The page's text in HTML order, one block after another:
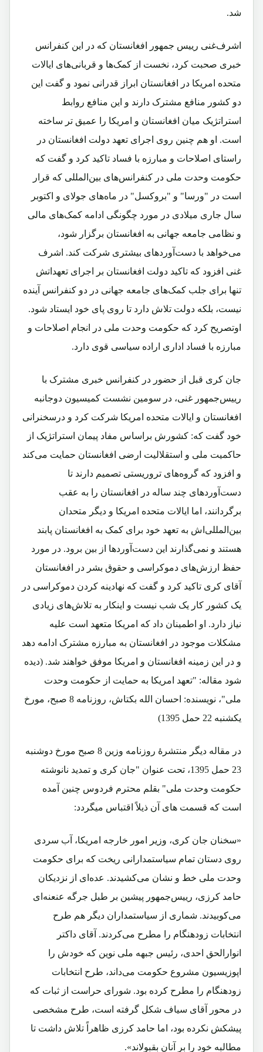
شد.
اشرف‌غنی رییس جمهور افغانستان که در این کنفرانس
خبری صحبت کرد، نخست از کمک‌ها و قربانی‌های ایالات
متحده امریکا در افغانستان ابراز قدرانی نمود و گفت این
دو کشور منافع مشترک دارند و این منافع روابط
استراتژیک میان افغانستان و امریکا را عمیق‌ تر ساخته
است. او هم‌ چنین روی اجرای تعهد دولت افغانستان در
راستای اصلاحات و مبارزه با فساد تاکید کرد و گفت که
حکومت وحدت ملی در کنفرانس‌های بین‌المللی که قرار
است در "ورسا" و "بروکسل" در ماه‌های جولای و اکتوبر
سال جاری میلادی در مورد چگونگی ادامه کمک‌های مالی
و نظامی جامعه جهانی به افغانستان برگزار شود،
می‌خواهد با دست‌آوردهای بیشتری شرکت کند. اشرف
غنی افزود که تاکید دولت افغانستان بر اجرای تعهداتش
تنها برای جلب کمک‌های جامعه جهانی در دو کنفرانس آینده
نیست، بلکه دولت تلاش دارد تا روی پای خود ایستاد شود.
اوتصریح کرد که حکومت وحدت ملی در انجام اصلاحات و
مبارزه با فساد اداری اراده سیاسی قوی دارد.
جان کری قبل از حضور در کنفرانس خبری مشترک با
رییس‌جمهور غنی، در سومین نشست کمیسیون دوجانبه
افغانستان و ایالات متحده امریکا شرکت کرد و درسخنرانی
خود گفت که: کشورش براساس مفاد پیمان استراتژیک از
حاکمیت ملی و استقلالیت ارضی افغانستان حمایت می‌کند
و افزود که گروه‌های تروریستی تصمیم دارند تا
دست‌آوردهای چند ساله در افغانستان را به عقب‌
برگردانند، اما ایالات متحده امریکا و دیگر متحدان
بین‌المللی‌اش به تعهد خود برای کمک به افغانستان پابند
هستند و نمی‌گذارند این دست‌آوردها از بین برود. در مورد
حفظ ارزش‌های دموکراسی و حقوق بشر در افغانستان
آقای کری تاکید کرد و گفت که نهادینه کردن دموکراسی در
یک کشور کار یک‌ شب نیست و اینکار به تلاش‌های زیادی
نیاز دارد. او اطمینان داد که امریکا متعهد است علیه
مشکلات موجود در افغانستان به مبارزه مشترک ادامه دهد
و در این زمینه افغانستان و امریکا موفق خواهند شد. (دیده
شود مقاله: "تعهد امریکا به حمایت از حکومت وحدت
ملی"، نویسنده: احسان الله بکتاش، روزنامه 8 صبح، مورخ
یکشنبه 22 حمل 1395)
در مقاله دیگر منتشرۀ روزنامه وزین 8 صبح مورخ دوشنبه
23 حمل 1395، تحت عنوان "جان کری و تمدید نانوشته
حکومت وحدت ملی" بقلم محترم فردوس چنین آمده
است که قسمت های آن ذیلاً اقتباس میگردد:
«سخنان جان کری، وزیر امور خارجه امریکا، آب سردی
روی دستان تمام سیاستمدارانی ریخت که برای حکومت
وحدت ملی خط و نشان می‌کشیدند. عده‌ای از نزدیکان
حامد کرزی، رییس‌جمهور پیشین بر طبل جرگه ‌عنعنه‌ای
می‌کوبیدند. شماری از سیاستمداران دیگر هم طرح
انتخابات زودهنگام را مطرح می‌کردند. آقای داکتر
انوارالحق احدی، رئیس جبهه ملی نوین که خودش را
اپوزیسیون مشروع حکومت می‌داند، طرح انتخابات
زودهنگام را مطرح کرده بود. شورای حراست از ثبات که
در محور آقای سیاف شکل گرفته است، طرح مشخصی
پیشکش نکرده بود، اما حامد کرزی ظاهراً تلاش داشت تا
مطالبه ‌خود را بر آنان بقبولاند».